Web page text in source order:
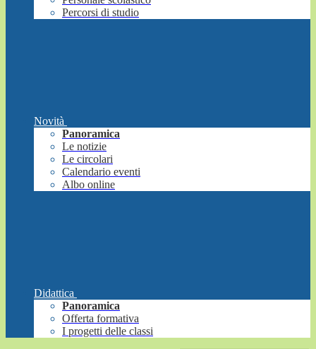
Percorsi di studio
Novità
Panoramica
Le notizie
Le circolari
Calendario eventi
Albo online
Didattica
Panoramica
Offerta formativa
I progetti delle classi